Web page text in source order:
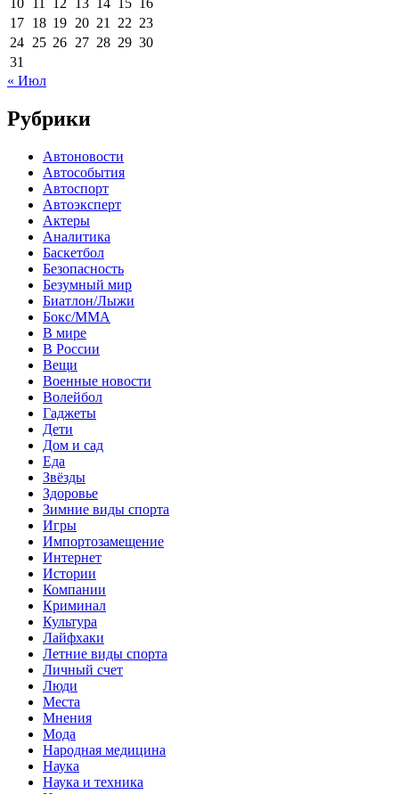
17 18 19 20 21 22 23
24 25 26 27 28 29 30
31
« Июл
Рубрики
Автоновости
Автособытия
Автоспорт
Автоэксперт
Актеры
Аналитика
Баскетбол
Безопасность
Безумный мир
Биатлон/Лыжи
Бокс/MMA
В мире
В России
Вещи
Военные новости
Волейбол
Гаджеты
Дети
Дом и сад
Еда
Звёзды
Здоровье
Зимние виды спорта
Игры
Импортозамещение
Интернет
Истории
Компании
Криминал
Культура
Лайфхаки
Летние виды спорта
Личный счет
Люди
Места
Мнения
Мода
Народная медицина
Наука
Наука и техника